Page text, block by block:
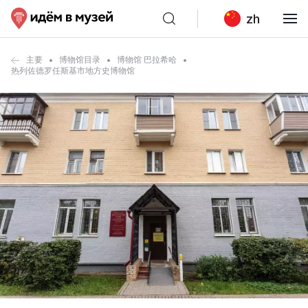
zh
主要 博物馆目录
博物馆 巴拉希哈
热列佐德罗任斯基市地方史博物馆